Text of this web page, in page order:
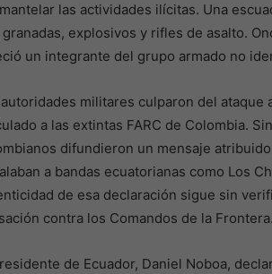
las actividades ilícitas. Una
granadas, explosivos y rifles de asalto.
un integrante del grupo armado no
autoridades militares culparon del
a las extintas FARC de Colombia.
difundieron un mensaje
a bandas ecuatorianas como Los
de esa declaración sigue sin
contra los Comandos de la Frontera.
de Ecuador, Daniel Noboa,